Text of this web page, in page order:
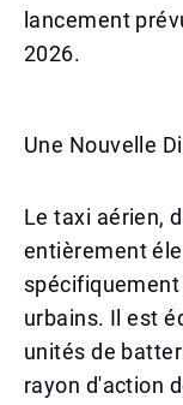
lancement
2026.
Une Nouvelle
Le taxi aérien,
entièrement
urbains. Il est
unités de
rayon d'action